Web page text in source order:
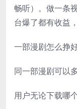
畅听）。做一条
台爆了都有收益
一部漫剧怎么挣
同一部漫剧可以
用户无论下载哪